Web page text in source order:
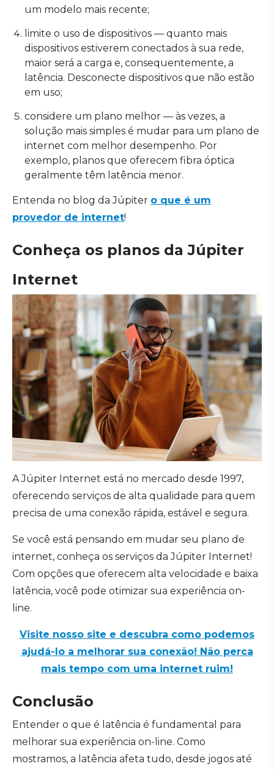
um modelo mais recente;
limite o uso de dispositivos — quanto mais
dispositivos estiverem conectados à sua rede,
maior será a carga e, consequentemente, a
latência. Desconecte dispositivos que não estão
em uso;
considere um plano melhor — às vezes, a
solução mais simples é mudar para um plano de
internet com melhor desempenho. Por
exemplo, planos que oferecem fibra óptica
geralmente têm latência menor.
Entenda no blog da Júpiter o que é um
provedor de internet!
Conheça os planos da Júpiter
Internet
A Júpiter Internet está no mercado desde 1997,
oferecendo serviços de alta qualidade para quem
precisa de uma conexão rápida, estável e segura.
Se você está pensando em mudar seu plano de
internet, conheça os serviços da Júpiter Internet!
Com opções que oferecem alta velocidade e baixa
latência, você pode otimizar sua experiência on-
line.
Visite nosso site e descubra como podemos
ajudá-lo a melhorar sua conexão! Não perca
mais tempo com uma internet ruim!
Conclusão
Entender o que é latência é fundamental para
melhorar sua experiência on-line. Como
mostramos, a latência afeta tudo, desde jogos até